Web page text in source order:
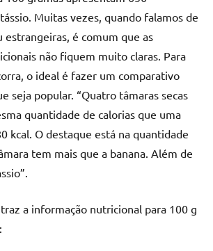
Muitas vezes, quando falamos de
estrangeiras, é comum que as
não fiquem muito claras. Para
o ideal é fazer um comparativo
seja popular. “Quatro tâmaras secas
quantidade de calorias que uma
kcal. O destaque está na quantidade
tem mais que a banana. Além de
a informação nutricional para 100 g